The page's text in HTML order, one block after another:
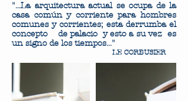
"...La arquitectura actual se ocupa de la
casa común y corriente para hombres
comunes y corrientes; esta derrumba el
concepto de palacio y esto a su vez es
un signo de los tiempos..."
LE CORBUSIER